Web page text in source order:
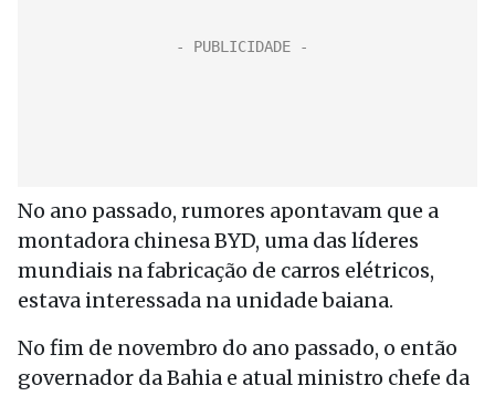
No ano passado, rumores apontavam que a
montadora chinesa BYD, uma das líderes
mundiais na fabricação de carros elétricos,
estava interessada na unidade baiana.
No fim de novembro do ano passado, o então
governador da Bahia e atual ministro chefe da